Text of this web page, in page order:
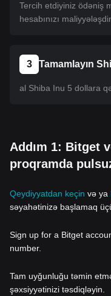
Tercih etdiyiniz ödəniş
hesabınızı
3 Tamamlayın
al Shiba Inu 5 dollara
Addım 1: Bitget
proqramda
Qeydiyyatdan keçin və ya
səyahətinizə başlamaq
Sign up for a Bitget
number.
Tam uyğunluğu təmin
şəxsiyyətinizi təsdiqləyin.